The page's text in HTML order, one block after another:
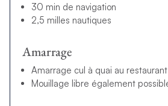
30 min de navigation
2,5 milles nautiques
Amarrage
Amarrage cul à quai au restaurant
Mouillage libre également